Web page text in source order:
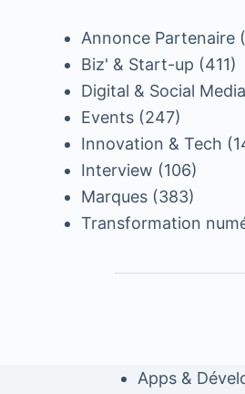
Annonce Partenaire
Biz' & Start-up (411)
Digital & Social Media
Events (247)
Innovation & Tech
Interview (106)
Marques (383)
Transformation
Apps &